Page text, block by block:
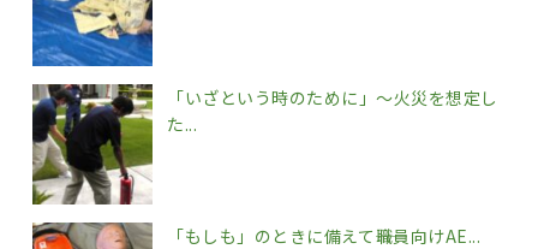
「いざという時のために」～火災を想定し
た...
「もしも」のときに備えて――職員向けAE...